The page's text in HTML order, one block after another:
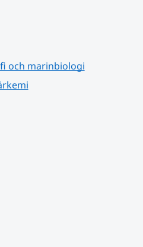
och marinbiologi